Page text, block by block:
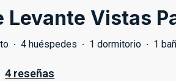
Levante Vistas
· 4 huéspedes · 1 dormitorio · 1
4 reseñas